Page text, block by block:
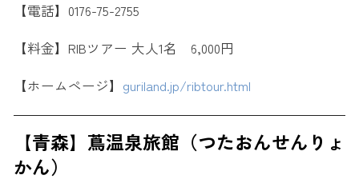
【電話】0176-75-2755
【料金】RIBツアー 大人1名 6,000円
【ホームページ】 guriland.jp/ribtour.html
【青森】蔦温泉旅館（つたおんせんりょ
かん）